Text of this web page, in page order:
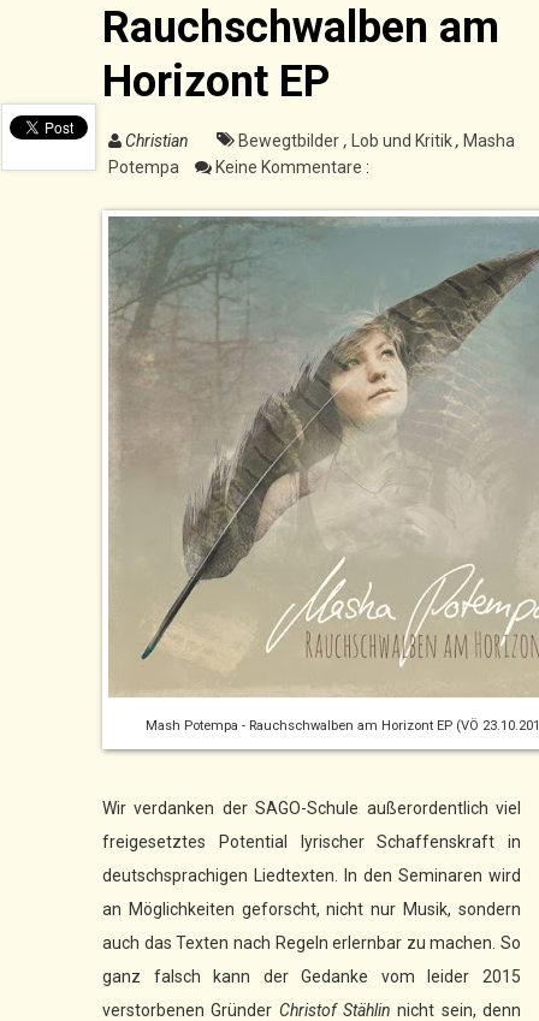
g
a
t
Rauchschwalben am
Horizont EP
Christian Bewegtbilder , Lob und Kritik, Masha
Potempa
Keine Kommentare :
Mash Potempa - Rauchschwalben am Horizont EP (VÖ
Wir verdanken der SAGO-Schule außerordentlich viel
freigesetztes Potential lyrischer Schaffenskraft in
deutschsprachigen Liedtexten. In den Seminaren wird
an Möglichkeiten geforscht, nicht nur Musik, sondern
auch das Texten nach Regeln erlernbar zu machen. So
ganz falsch kann der Gedanke vom leider 2015
verstorbenen Gründer Christof Stählin nicht sein, denn